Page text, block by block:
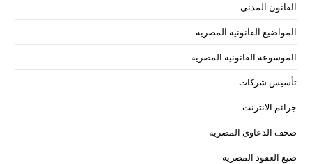
القانون المدنى
المواضيع القانونية المصرية
الموسوعة القانونية المصرية
تأسيس شركات
جرائم الانترنت
صحف الدعاوى المصرية
صيغ العقود المصرية